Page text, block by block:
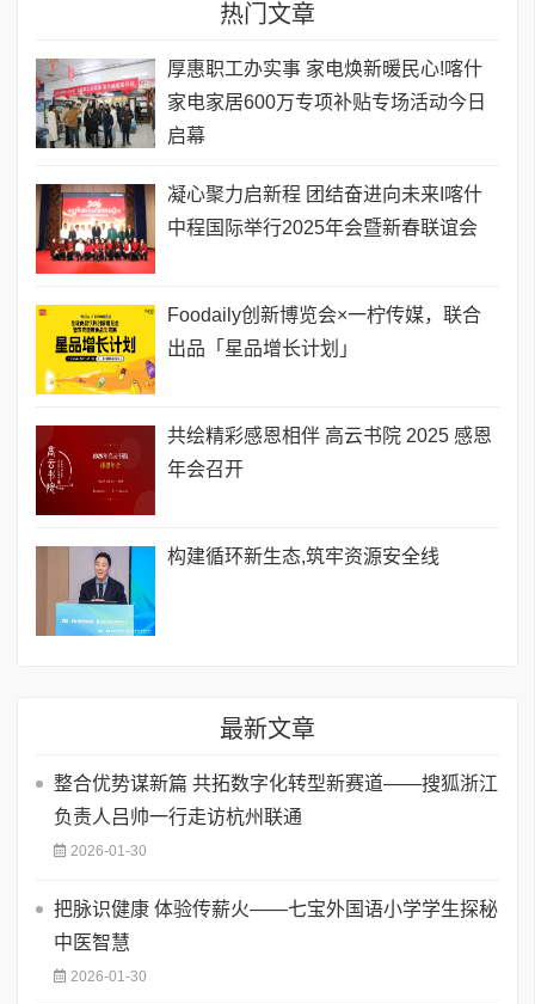
热门文章
厚惠职工办实事 家电焕新暖民心!喀什
家电家居600万专项补贴专场活动今日
启幕
凝心聚力启新程 团结奋进向未来I喀什
中程国际举行2025年会暨新春联谊会
Foodaily创新博览会×一柠传媒，联合
出品「星品增长计划」
共绘精彩感恩相伴 高云书院 2025 感恩
年会召开
构建循环新生态,筑牢资源安全线
最新文章
整合优势谋新篇 共拓数字化转型新赛道——搜狐浙江
负责人吕帅一行走访杭州联通
2026-01-30
把脉识健康 体验传薪火——七宝外国语小学学生探秘
中医智慧
2026-01-30